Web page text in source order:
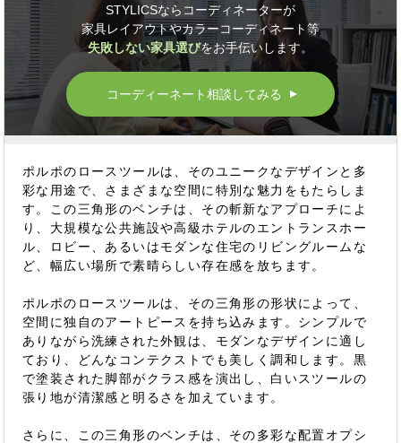
STYLICSならコーディネーターが
家具レイアウトやカラーコーディネート等
失敗しない家具選びをお手伝いします。
コーディーネート相談してみる ▲
ポルポのロースツールは、そのユニークなデザインと多
彩な用途で、さまざまな空間に特別な魅力をもたらしま
す。この三角形のベンチは、その斬新なアプローチによ
り、大規模な公共施設や高級ホテルのエントランスホー
ル、ロビー、あるいはモダンな住宅のリビングルームな
ど、幅広い場所で素晴らしい存在感を放ちます。
ポルポのロースツールは、その三角形の形状によって、
空間に独自のアートピースを持ち込みます。シンプルで
ありながら洗練された外観は、モダンなデザインに適し
ており、どんなコンテクストでも美しく調和します。黒
で塗装された脚部がクラス感を演出し、白いスツールの
張り地が清潔感と明るさを加えています。
さらに、この三角形のベンチは、その多彩な配置オプシ